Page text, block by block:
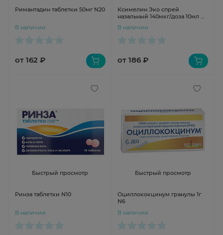
Римантадин таблетки 50мг N20
В наличии
от 162 ₽
Ксимелин Эко спрей
назальный 140мкг/доза 10мл N1
В наличии
от 186 ₽
Быстрый просмотр
Ринза таблетки N10
В наличии
Быстрый просмотр
Оциллококцинум гранулы 1г
N6
В наличии